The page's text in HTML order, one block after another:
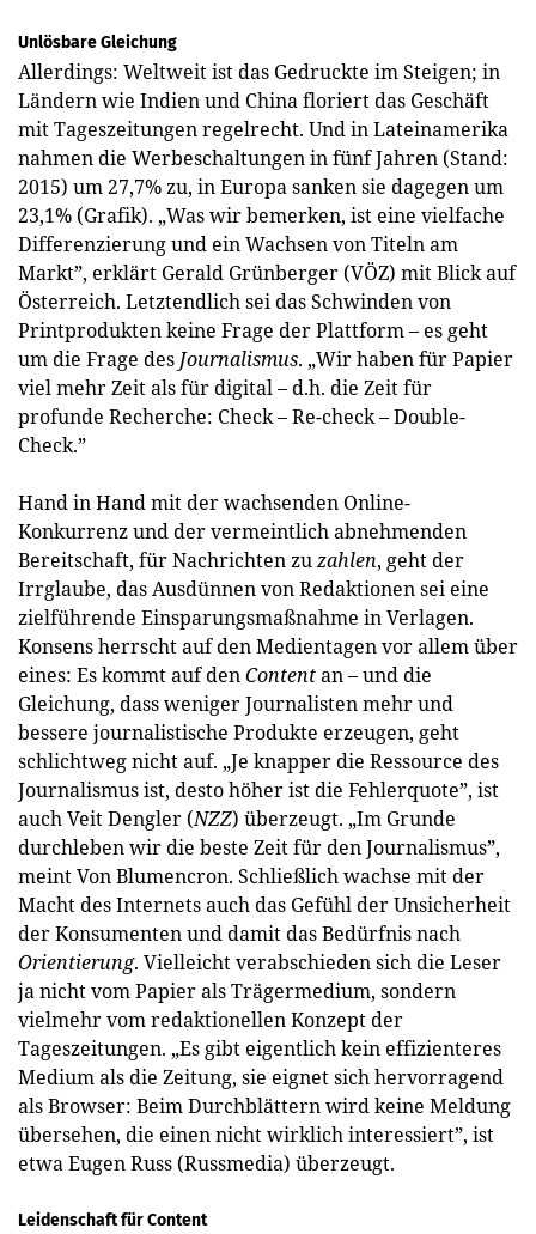
Unlösbare Gleichung
Allerdings: Weltweit ist das Gedruckte im Steigen; in
Ländern wie Indien und China floriert das Geschäft
mit Tageszeitungen regelrecht. Und in Lateinamerika
nahmen die Werbeschaltungen in fünf Jahren (Stand:
2015) um 27,7% zu, in Europa sanken sie dagegen um
23,1% (Grafik). „Was wir bemerken, ist eine vielfache
Differenzierung und ein Wachsen von Titeln am
Markt”, erklärt ­Gerald Grünberger (VÖZ) mit Blick auf
Österreich. Letztendlich sei das Schwinden von
Printprodukten keine Frage der Plattform – es geht
um die Frage des Journalismus. „Wir haben für Papier
viel mehr Zeit als für digital – d.h. die Zeit für
profunde Recherche: Check – Re-check – Double-
Check.”
Hand in Hand mit der wachsenden Online-
Konkurrenz und der vermeintlich abnehmenden
Bereitschaft, für Nachrichten zuzahlen, geht der
Irrglaube, das Ausdünnen von Redaktionen sei eine
zielführende Einsparungsmaßnahme in Verlagen.
Konsens herrscht auf den Medientagen vor allem über
eines: Es kommt auf denContentan – und die
Gleichung, dass weniger Journalisten mehr und
bessere journalistische Produkte erzeugen, geht
schlichtweg nicht auf. „Je knapper die Ressource des
Journalismus ist, desto höher ist die Fehlerquote”, ist
auch Veit Dengler (NZZ) überzeugt. „Im Grunde
durchleben wir die beste Zeit für den Journalismus”,
meint Von Blumencron. Schließlich wachse mit der
Macht des Internets auch das Gefühl der Unsicherheit
der Konsumenten und damit das Bedürfnis nach ­
Orientierung. Vielleicht verabschieden sich die Leser
ja nicht vom Papier als Trägermedium, sondern
vielmehr vom redaktionellen Konzept der
Tageszeitungen. „Es gibt eigentlich kein effizienteres
Medium als die Zeitung, sie eignet sich hervorragend
als Browser: Beim Durchblättern wird keine Meldung
übersehen, die einen nicht wirklich interessiert”, ist
etwa Eugen Russ (Russmedia) überzeugt.
Leidenschaft für Content